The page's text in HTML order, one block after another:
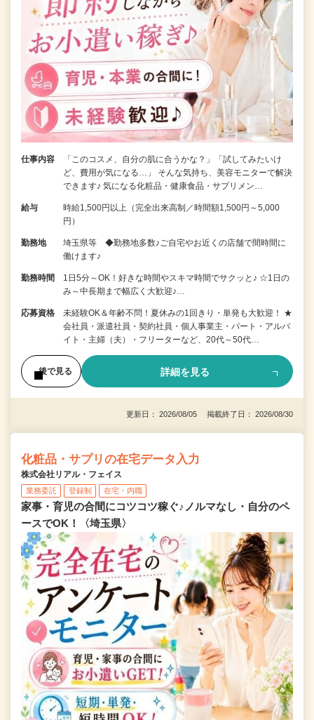
仕事内容
「このコスメ、自分の肌に合うかな？」「試してみたいけ
ど、費用が気になる…」 そんな気持ち、美容モニターで解決
できます♪ 気になる化粧品・健康食品・サプリメン…
給与
時給1,500円以上（完全出来高制／時間額1,500円～5,000
円）
勤務地
埼玉県等 ◆勤務地多数♪ご自宅やお近くの店舗で間時間に
働けます♪
勤務時間
1日5分～OK！好きな時間やスキマ時間でサクッと♪ ☆1日の
み～中長期まで幅広く大歓迎♪…
応募資格
未経験OK＆年齢不問！夏休みの1回きり・単発も大歓迎！ ★
会社員・派遣社員・契約社員・個人事業主・パート・アルバ
イト・主婦（夫）・フリーターなど、20代～50代…
後で見る 詳細を見る
更新日： 2026/08/05 掲載終了日： 2026/08/30
化粧品・サプリの在宅データ入力
株式会社リアル・フェイス
業務委託 登録制 在宅・内職
家事・育児の合間にコツコツ稼ぐ♪ノルマなし・自分のペ
ースでOK！〈埼玉県〉